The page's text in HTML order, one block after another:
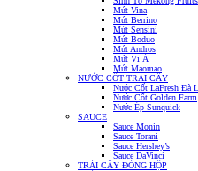
Mứt Vina
Mứt Berrino
Mứt Sensini
Mứt Boduo
Mứt Andros
Mứt Vị Á
Mứt Maomao
NƯỚC CỐT TRÁI CÂY
Nước Cốt LaFresh Đà
Nước Cốt Golden Farm
Nước Ép Sunquick
SAUCE
Sauce Monin
Sauce Torani
Sauce Hershey’s
Sauce DaVinci
TRÁI CÂY ĐÓNG HỘP